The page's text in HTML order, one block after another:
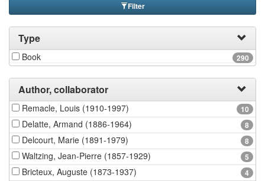
Filter
Type
290
Book
Author, collaborator
10
Remacle, Louis (1910-1997)
8
Delatte, Armand (1886-1964)
8
Delcourt, Marie (1891-1979)
5
Waltzing, Jean-Pierre (1857-1929)
4
Bricteux, Auguste (1873-1937)